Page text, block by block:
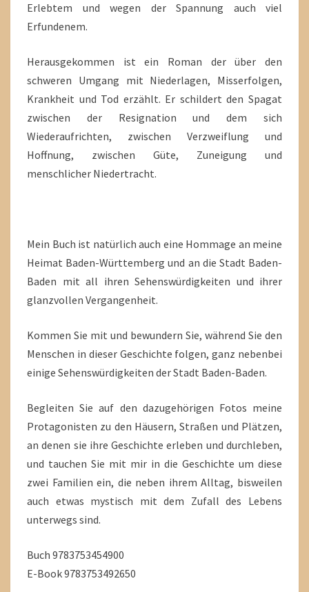
Erlebtem und wegen der Spannung auch viel
Erfundenem.
Herausgekommen ist ein Roman der über den
schweren Umgang mit Niederlagen, Misserfolgen,
Krankheit und Tod erzählt. Er schildert den Spagat
zwischen der Resignation und dem sich
Wiederaufrichten, zwischen Verzweiflung und
Hoffnung, zwischen Güte, Zuneigung und
menschlicher Niedertracht.
Mein Buch ist natürlich auch eine Hommage an meine
Heimat Baden-Württemberg und an die Stadt Baden-
Baden mit all ihren Sehenswürdigkeiten und ihrer
glanzvollen Vergangenheit.
Kommen Sie mit und bewundern Sie, während Sie den
Menschen in dieser Geschichte folgen, ganz nebenbei
einige Sehenswürdigkeiten der Stadt Baden-Baden.
Begleiten Sie auf den dazugehörigen Fotos meine
Protagonisten zu den Häusern, Straßen und Plätzen,
an denen sie ihre Geschichte erleben und durchleben,
und tauchen Sie mit mir in die Geschichte um diese
zwei Familien ein, die neben ihrem Alltag, bisweilen
auch etwas mystisch mit dem Zufall des Lebens
unterwegs sind.
Buch 9783753454900
E-Book 9783753492650